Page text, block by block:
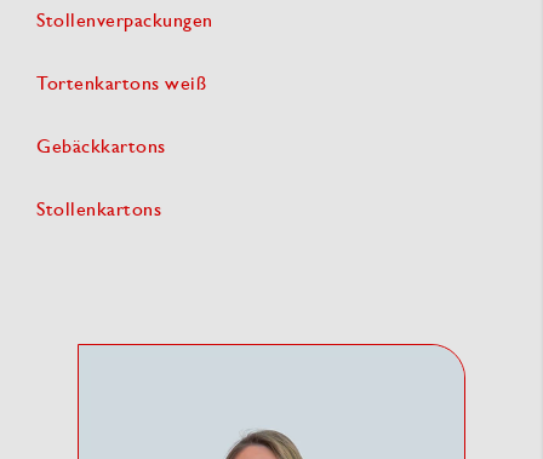
Stollenverpackungen
Tortenkartons weiß
Gebäckkartons
Stollenkartons